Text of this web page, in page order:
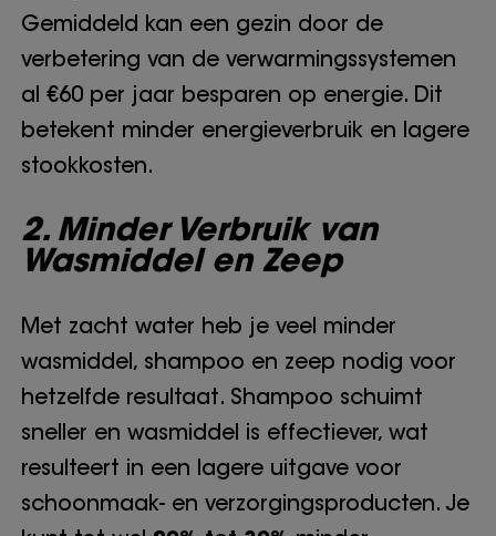
Gemiddeld kan een gezin door de
verbetering van de verwarmingssystemen
al €60 per jaar besparen op energie. Dit
betekent minder energieverbruik en lagere
stookkosten.
2. Minder Verbruik van
Wasmiddel en Zeep
Met zacht water heb je veel minder
wasmiddel, shampoo en zeep nodig voor
hetzelfde resultaat. Shampoo schuimt
sneller en wasmiddel is effectiever, wat
resulteert in een lagere uitgave voor
schoonmaak- en verzorgingsproducten. Je